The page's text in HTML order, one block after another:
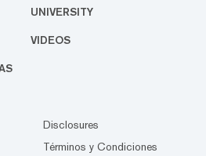
UNIVERSITY
VIDEOS
Disclosures
Términos y Condiciones